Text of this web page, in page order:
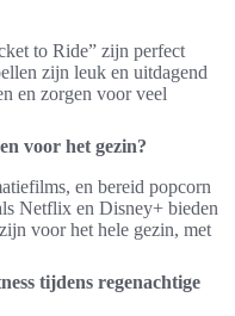
to Ride” zijn perfect
zijn leuk en uitdagend
en zorgen voor veel
voor het gezin?
en bereid popcorn
Netflix en Disney+ bieden
voor het hele gezin, met
tijdens regenachtige